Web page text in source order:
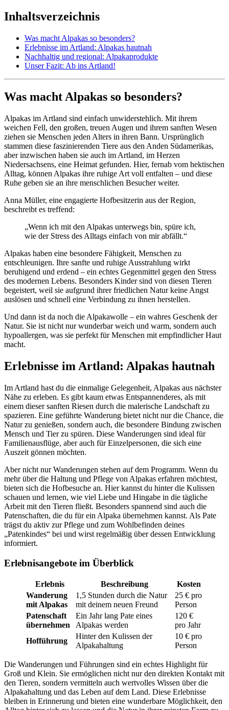
Inhaltsverzeichnis
Was macht Alpakas so besonders?
Erlebnisse im Artland: Alpakas hautnah
Nachhaltig und regional: Alpakaprodukte
Unser Fazit: Ab ins Artland!
Was macht Alpakas so besonders?
Alpakas im Artland sind einfach unwiderstehlich. Mit ihrem
weichen Fell, den großen, treuen Augen und ihrem sanften Wesen
ziehen sie Menschen jeden Alters in ihren Bann. Ursprünglich
stammen diese faszinierenden Tiere aus den Anden Südamerikas,
aber inzwischen haben sie auch im Artland, im Herzen
Niedersachsens, eine Heimat gefunden. Hier, fernab vom hektischen
Alltag, können Alpakas ihre ruhige Art voll entfalten – und diese
Ruhe geben sie an ihre menschlichen Besucher weiter.
Anna Müller, eine engagierte Hofbesitzerin aus der Region,
beschreibt es treffend:
„Wenn ich mit den Alpakas unterwegs bin, spüre ich,
wie der Stress des Alltags einfach von mir abfällt.“
Alpakas haben eine besondere Fähigkeit, Menschen zu
entschleunigen. Ihre sanfte und ruhige Ausstrahlung wirkt
beruhigend und erdend – ein echtes Gegenmittel gegen den Stress
des modernen Lebens. Besonders Kinder sind von diesen Tieren
begeistert, weil sie aufgrund ihrer friedlichen Natur keine Angst
auslösen und schnell eine Verbindung zu ihnen herstellen.
Und dann ist da noch die Alpakawolle – ein wahres Geschenk der
Natur. Sie ist nicht nur wunderbar weich und warm, sondern auch
hypoallergen, was sie perfekt für Menschen mit empfindlicher Haut
macht.
Erlebnisse im Artland: Alpakas hautnah
Im Artland hast du die einmalige Gelegenheit, Alpakas aus nächster
Nähe zu erleben. Es gibt kaum etwas Entspannenderes, als mit
einem dieser sanften Riesen durch die malerische Landschaft zu
spazieren. Eine geführte Wanderung bietet nicht nur die Chance, die
Natur zu genießen, sondern auch, die besondere Bindung zwischen
Mensch und Tier zu spüren. Diese Wanderungen sind ideal für
Familienausflüge, aber auch für Einzelpersonen, die sich eine
Auszeit gönnen möchten.
Aber nicht nur Wanderungen stehen auf dem Programm. Wenn du
mehr über die Haltung und Pflege von Alpakas erfahren möchtest,
bieten sich die Hofbesuche an. Hier kannst du hinter die Kulissen
schauen und lernen, wie viel Liebe und Hingabe in die tägliche
Arbeit mit den Tieren fließt. Besonders spannend sind auch die
Patenschaften, die du für ein Alpaka übernehmen kannst. Als Pate
trägst du aktiv zur Pflege und zum Wohlbefinden deines
„Patenkindes“ bei und wirst regelmäßig über dessen Entwicklung
informiert.
Erlebnisangebote im Überblick
Erlebnis Beschreibung
Kosten
Wanderung
mit Alpakas
1,5 Stunden durch die Natur
mit deinem neuen Freund
25 € pro
Person
Patenschaft
übernehmen
Ein Jahr lang Pate eines
Alpakas werden
120 €
pro Jahr
Hofführung
Hinter den Kulissen der
Alpakahaltung
10 € pro
Person
Die Wanderungen und Führungen sind ein echtes Highlight für
Groß und Klein. Sie ermöglichen nicht nur den direkten Kontakt mit
den Tieren, sondern vermitteln auch wertvolles Wissen über die
Alpakahaltung und das Leben auf dem Land. Diese Erlebnisse
bleiben in Erinnerung und bieten eine wunderbare Möglichkeit, den